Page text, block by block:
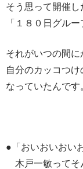
そう思って開催し
「１８０日グル
それがいつの間に
自分のカッコつ
なっていたんです
●「おいおいおい
木戸一敏ってそ